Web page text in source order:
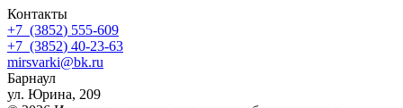
Контакты
+7 (3852) 555-609
+7 (3852) 40-23-63
mirsvarki@bk.ru
Барнаул
ул. Юрина, 209